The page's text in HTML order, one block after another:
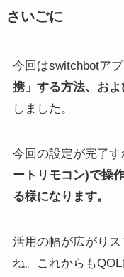
さいごに
今回はswitchbotア
携」する方法、お
しました。
今回の設定が完了す
ートリモコン)で操
る様になります。
活用の幅が広がり
ね。これからも